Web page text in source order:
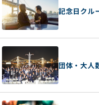
記念日クル
団体・大人